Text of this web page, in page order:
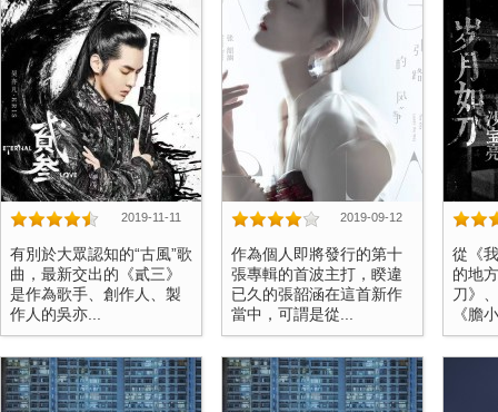
2019-11-11
有別於大眾認知的“古風”歌
曲，最新交出的《貳三》
是作為歌手、創作人、製
作人的吳亦...
2019-09-12
作為個人即將發行的第十
張專輯的首波主打，睽違
已久的張韶涵在這首新作
當中，可謂是從...
從《
的地
刀》
《膽